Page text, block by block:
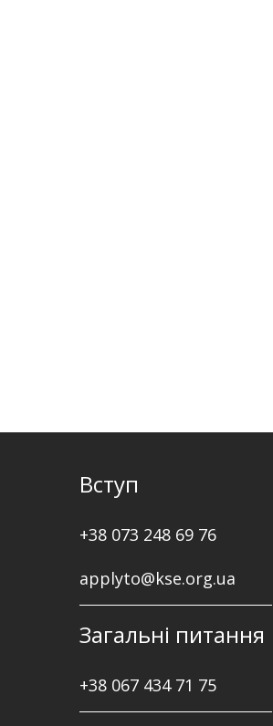
Вступ
+38 073 248 69 76
applyto@kse.org.ua
Загальні питання
+38 067 434 71 75